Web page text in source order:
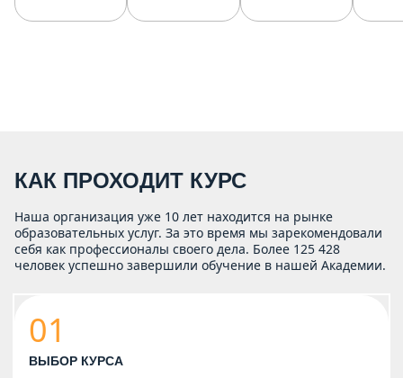
КАК ПРОХОДИТ КУРС
Наша организация уже 10 лет находится на рынке
образовательных услуг. За это время мы зарекомендовали
себя как профессионалы своего дела. Более 125 428
человек успешно завершили обучение в нашей Академии.
01
ВЫБОР КУРСА